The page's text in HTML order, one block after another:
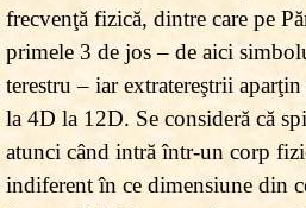
frecvenţă fizică, dintre care pe
primele 3 de jos – de aici
terestru – iar extratereştrii
la 4D la 12D. Se consideră că
atunci când intră într-un corp
indiferent în ce dimensiune din